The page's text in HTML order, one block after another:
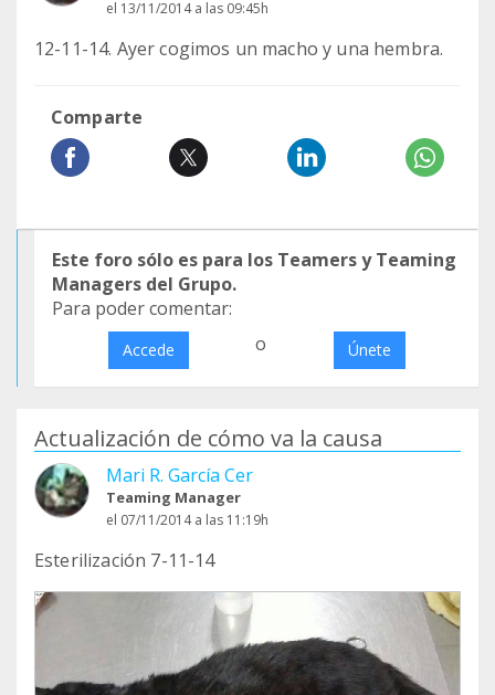
el 13/11/2014 a las 09:45h
12-11-14. Ayer cogimos un macho y una hembra.
Comparte
Este foro sólo es para los Teamers y Teaming
Managers del Grupo.
Para poder comentar:
Accede o Únete
Actualización de cómo va la causa
Mari R. García Cer
Teaming Manager
el 07/11/2014 a las 11:19h
Esterilización 7-11-14